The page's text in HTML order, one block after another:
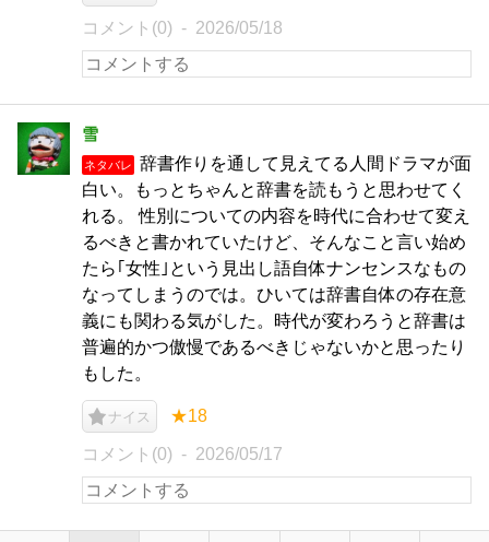
コメント(0) 2026/05/18
雪
ネタバレ
辞書作りを通して見えてる人間ドラマが面
白い。もっとちゃんと辞書を読もうと思わせてく
れる。 性別についての内容を時代に合わせて変え
るべきと書かれていたけど、そんなこと言い始め
たら｢女性｣という見出し語自体ナンセンスなもの
なってしまうのでは。ひいては辞書自体の存在意
義にも関わる気がした。時代が変わろうと辞書は
普遍的かつ傲慢であるべきじゃないかと思ったり
もした。
ナイス ★18
コメント(0) 2026/05/17